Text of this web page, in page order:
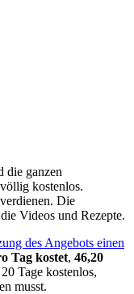
die ganzen
kostenlos.
Die
Videos und Rezepte.
des Angebots einen
Tag kostet, 46,20
Tage kostenlos,
musst.